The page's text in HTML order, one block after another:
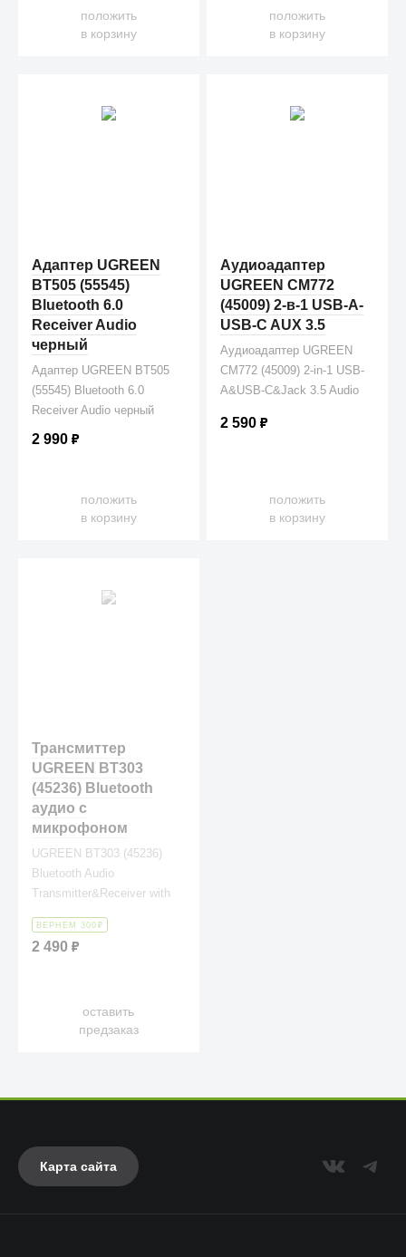
положить
в корзину
положить
в корзину
Адаптер UGREEN
BT505 (55545)
Bluetooth 6.0
Receiver Audio
черный
Адаптер UGREEN BT505
(55545) Bluetooth 6.0
Receiver Audio черный
2 990₽
положить
в корзину
Аудиоадаптер
UGREEN CM772
(45009) 2-в-1 USB-A-
USB-C AUX 3.5
Аудиоадаптер UGREEN
CM772 (45009) 2-in-1 USB-
A&USB-C&Jack 3.5 Audio
2 590₽
положить
в корзину
Трансмиттер
UGREEN BT303
(45236) Bluetooth
аудио с
микрофоном
UGREEN BT303 (45236)
Bluetooth Audio
Transmitter&Receiver with
ВЕРНЕМ 300 ₽
2 490₽
оставить
предзаказ
Карта сайта